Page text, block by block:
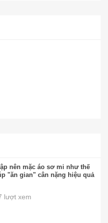
nên mặc áo sơ mi như thế
"ăn gian" cân nặng hiệu quả
lượt xem